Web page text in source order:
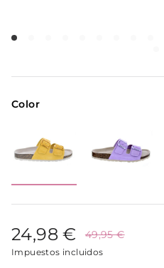
Color
24,98 € 49,95 €
Impuestos incluidos